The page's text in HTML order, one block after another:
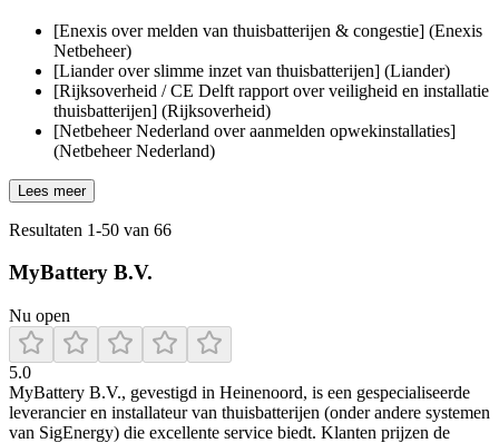
[Enexis over melden van thuisbatterijen & congestie] (Enexis
Netbeheer)
[Liander over slimme inzet van thuisbatterijen] (Liander)
[Rijksoverheid / CE Delft rapport over veiligheid en installatie
thuisbatterijen] (Rijksoverheid)
[Netbeheer Nederland over aanmelden opwekinstallaties]
(Netbeheer Nederland)
Lees meer
Resultaten 1-50 van 66
MyBattery B.V.
Nu open
5.0
MyBattery B.V., gevestigd in Heinenoord, is een gespecialiseerde
leverancier en installateur van thuisbatterijen (onder andere systemen
van SigEnergy) die excellente service biedt. Klanten prijzen de